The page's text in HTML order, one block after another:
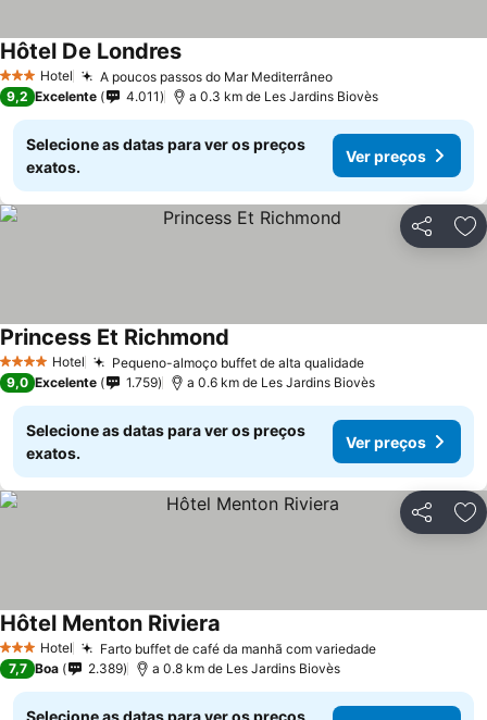
3 EstrelasHotel A poucos passos do Mar Mediterrâneo
Hôtel De Londres
9,2 Excelente 4.011 a 0.3 km de Les Jardins Biovès
Selecione as datas para ver os preços
exatos.
Ver preços
Partilhar
4 EstrelasHotel Pequeno-almoço buffet de alta qualidade
Princess Et Richmond
9,0 Excelente 1.759 a 0.6 km de Les Jardins Biovès
Selecione as datas para ver os preços
exatos.
Ver preços
Partilhar
3 EstrelasHotel Farto buffet de café da manhã com variedade
Hôtel Menton Riviera
7,7 Boa 2.389 a 0.8 km de Les Jardins Biovès
Selecione as datas para ver os preços